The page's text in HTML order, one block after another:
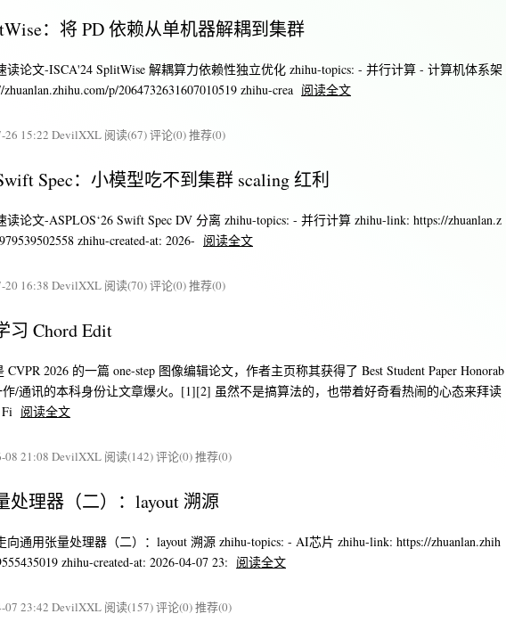
：将 PD 依赖从单机器解耦到集群
读论文-ISCA'24 SplitWise 解耦算力依赖性独立优化 zhihu-topics: - 并行计算 - 计算机体系架
p/2064732631607010519 zhihu-crea 阅读全文
26 15:22 DevilXXL 阅读(67)评论(0)推荐(0)
Spec：小模型吃不到集群 scaling 红利
论文-ASPLOS‘26 Swift Spec DV 分离 zhihu-topics: - 并行计算 zhihu-link: https://zhuanlan.z
zhihu-created-at: 2026- 阅读全文
20 16:38 DevilXXL 阅读(70)评论(0)推荐(0)
习 Chord Edit
2026 的一篇 one-step 图像编辑论文，作者主页称其获得了 Best Student Paper Honorab
作/通讯的本科身份让文章爆火。[1][2] 虽然不是搞算法的，也带着好奇看热闹的心态来拜读
阅读全文
08 21:08 DevilXXL 阅读(142)评论(0)推荐(0)
处理器（二）：layout 溯源
向通用张量处理器（二）：layout 溯源 zhihu-topics: - AI芯片 zhihu-link: https://zhuanlan.zhih
zhihu-created-at: 2026-04-07 23: 阅读全文
07 23:42 DevilXXL 阅读(157)评论(0)推荐(0)